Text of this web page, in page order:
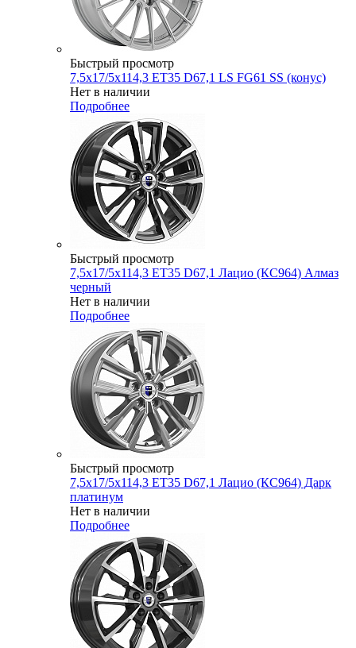
Быстрый просмотр
7,5x17/5x114,3 ET35 D67,1 LS FG61 SS (конус)
Нет в наличии
Подробнее
Быстрый просмотр
7,5x17/5x114,3 ET35 D67,1 Лацио (КС964) Алмаз
черный
Нет в наличии
Подробнее
Быстрый просмотр
7,5x17/5x114,3 ET35 D67,1 Лацио (КС964) Дарк
платинум
Нет в наличии
Подробнее